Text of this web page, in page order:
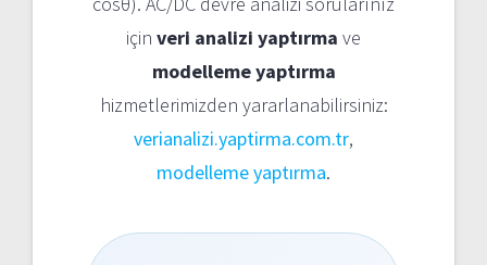
için veri analizi yaptırma ve
modelleme yaptırma
hizmetlerimizden yararlanabilirsiniz:
verianalizi.yaptirma.com.tr,
modelleme yaptırma.